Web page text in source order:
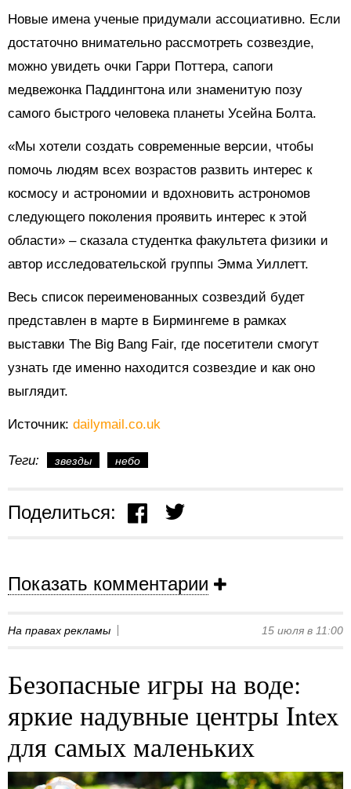
Новые имена ученые придумали ассоциативно. Если
достаточно внимательно рассмотреть созвездие,
можно увидеть очки Гарри Поттера, сапоги
медвежонка Паддингтона или знаменитую позу
самого быстрого человека планеты Усейна Болта.
«Мы хотели создать современные версии, чтобы
помочь людям всех возрастов развить интерес к
космосу и астрономии и вдохновить астрономов
следующего поколения проявить интерес к этой
области» – сказала студентка факультета физики и
автор исследовательской группы Эмма Уиллетт.
Весь список переименованных созвездий будет
представлен в марте в Бирмингеме в рамках
выставки The Big Bang Fair, где посетители смогут
узнать где именно находится созвездие и как оно
выглядит.
Источник: dailymail.co.uk
Теги: звезды небо
Поделиться:
Показать комментарии
На правах рекламы 15 июля в 11:00
Безопасные игры на воде:
яркие надувные центры Intex
для самых маленьких